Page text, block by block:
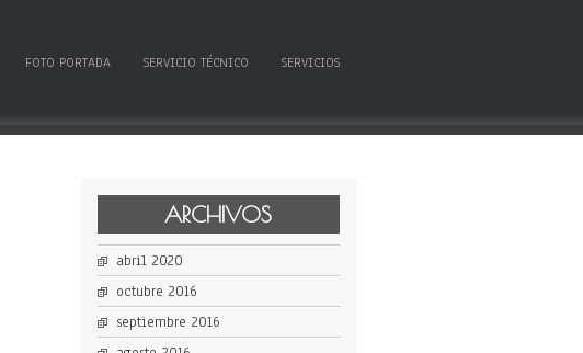
FOTO PORTADA SERVICIO TÉCNICO SERVICIOS
ARCHIVOS
abril 2020
octubre 2016
septiembre 2016